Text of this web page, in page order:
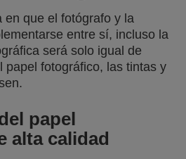
en que el fotógrafo y la
entre sí, incluso la
será solo igual de
papel fotográfico, las tintas y
papel
alta calidad